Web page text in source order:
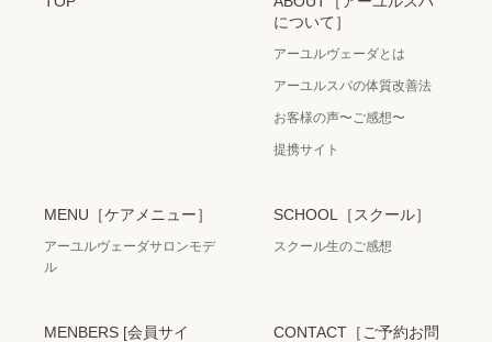
について］
アーユルヴェーダとは
アーユルスパの体質改善法
お客様の声〜ご感想〜
提携サイト
MENU［ケアメニュー］
アーユルヴェーダサロンモデ
ル
SCHOOL［スクール］
スクール生のご感想
MENBERS [会員サイ CONTACT［ご予約お問